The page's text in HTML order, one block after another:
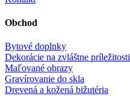
Obchod
Bytové doplnky
Dekorácie na zvláštne príležitosti
Maľované obrazy
Gravírovanie do skla
Drevená a kožená bižutéria